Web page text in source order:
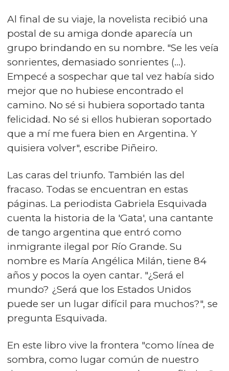
Al final de su viaje, la novelista recibió una
postal de su amiga donde aparecía un
grupo brindando en su nombre. "Se les veía
sonrientes, demasiado sonrientes (...).
Empecé a sospechar que tal vez había sido
mejor que no hubiese encontrado el
camino. No sé si hubiera soportado tanta
felicidad. No sé si ellos hubieran soportado
que a mí me fuera bien en Argentina. Y
quisiera volver", escribe Piñeiro.
Las caras del triunfo. También las del
fracaso. Todas se encuentran en estas
páginas. La periodista Gabriela Esquivada
cuenta la historia de la 'Gata', una cantante
de tango argentina que entró como
inmigrante ilegal por Río Grande. Su
nombre es María Angélica Milán, tiene 84
años y pocos la oyen cantar. "¿Será el
mundo? ¿Será que los Estados Unidos
puede ser un lugar difícil para muchos?", se
pregunta Esquivada.
En este libro vive la frontera "como línea de
sombra, como lugar común de nuestro